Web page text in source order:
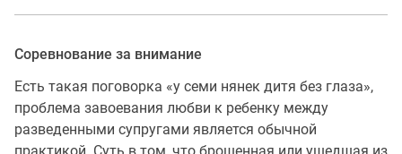
Соревнование за внимание
Есть такая поговорка «у семи нянек дитя без глаза»,
проблема завоевания любви к ребенку между
разведенными супругами является обычной